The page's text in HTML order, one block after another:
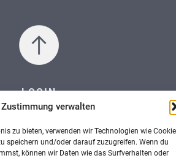
Zustimmung verwalten
zu bieten, verwenden wir Technologien wie
speichern und/oder darauf zuzugreifen. Wenn du
können wir Daten wie das Surfverhalten oder
LOGIN